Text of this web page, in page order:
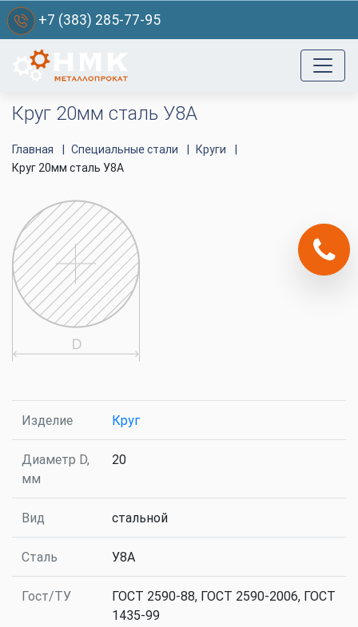
+7 (383) 285-77-95
Круг 20мм сталь У8А
Главная Специальные стали
Круги
Круг 20мм сталь У8А
Изделие Круг
Диаметр D,
мм
20
Вид стальной
Сталь У8А
Гост/ТУ
ГОСТ 2590-88, ГОСТ 2590-2006, ГОСТ
1435-99